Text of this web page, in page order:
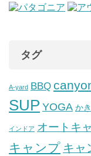
タグ
A-yard BBQ
SUP YOGA か
インドア オートキ
キャンプ キャ